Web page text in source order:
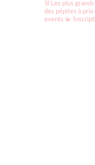
👗Les plus
des pépites à
events 💫